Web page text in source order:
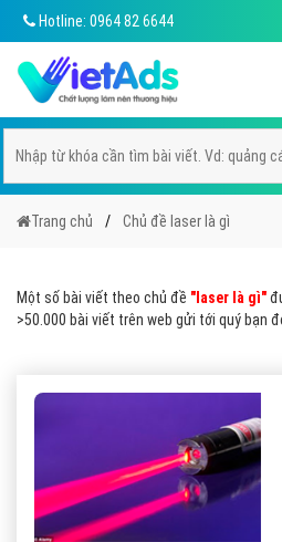
Hotline: 0964 82 6644
Trang chủ Chủ đề laser là gì
Một số bài viết theo chủ đề "laser là gì"
>50.000 bài viết trên web gửi tới quý bạn